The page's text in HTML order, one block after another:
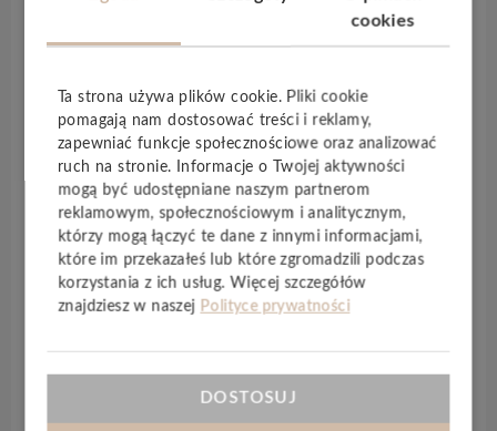
człowieka. Nowoczesność, pewność siebie, styl.
wineo 600zmieni Twoje mieszkanie w
miejskim stylu z możliwościąszybkiego,prostego
trwałego montażu. Już dziś wybierz nowy styl …
wineo 600 – idealna podłoga do uniwersalnych (a
przy tym jakże cichych) pomieszczeń! Odkryj
autentyczne dekory do swoich ulubionych
pomieszczeń. Czy ciepłe, przytulne, nowoczesne lub
naturalne – Z pewnością wśród nich jest i dla ciebie
właściwy wzór!Cicha,ciepładla stóp i chroniąca
stawy. Z podłogą winylowąwineo 600na
, który dzięki wyrafinowanej budowie produktu
cookies
Ta strona używa plików cookie. Pliki cookie
pomagają nam dostosować treści i reklamy,
zapewniać funkcje społecznościowe oraz analizować
ruch na stronie. Informacje o Twojej aktywności
mogą być udostępniane naszym partnerom
reklamowym, społecznościowym i analitycznym,
którzy mogą łączyć te dane z innymi informacjami,
które im przekazałeś lub które zgromadzili podczas
korzystania z ich usług. Więcej szczegółów
znajdziesz w naszej Polityce prywatności
DOSTOSUJ